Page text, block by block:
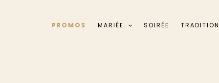
PROMOS MARIÉE SOIRÉE